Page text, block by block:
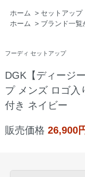
ホーム > セットアップ
ホーム > ブランド一覧
フーディ セットアップ
DGK【ディージ
プ メンズ ロゴ入
付き ネイビー
販売価格 26,900